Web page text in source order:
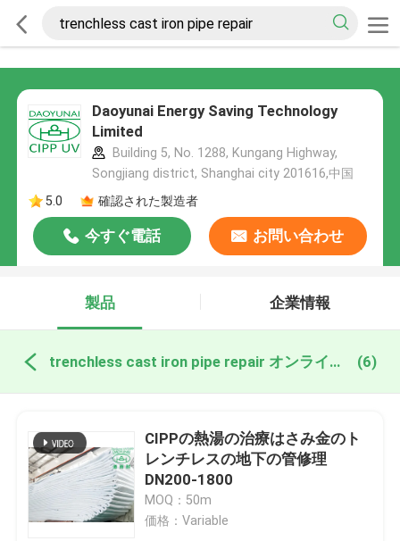
Daoyunai Energy Saving Technology
Limited
Building 5, No. 1288, Kungang Highway,
Songjiang district, Shanghai city 201616,中国
5.0
確認された製造者
今すぐ電話 お問い合わせ
製品 企業情報
trenchless cast iron pipe repair オンライン製造 (6)
CIPPの熱湯の治療はさみ金のト
レンチレスの地下の管修理
DN200-1800
MOQ：50m
価格：Variable